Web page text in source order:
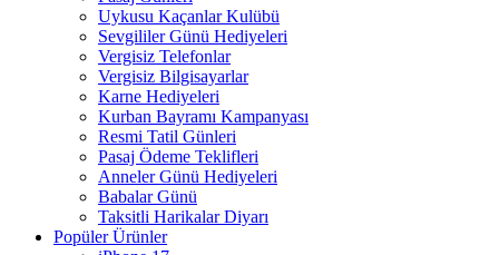
Uykusu Kaçanlar Kulübü
Sevgililer Günü Hediyeleri
Vergisiz Telefonlar
Vergisiz Bilgisayarlar
Karne Hediyeleri
Kurban Bayramı Kampanyası
Resmi Tatil Günleri
Pasaj Ödeme Teklifleri
Anneler Günü Hediyeleri
Babalar Günü
Taksitli Harikalar Diyarı
Popüler Ürünler